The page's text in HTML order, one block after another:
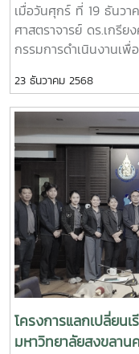
เรื่อง "องค์กรโปร่งใสไ
และบุคลากรจากส่วนงา
ร่วมฝึกอบรมในรูปแบบ
ประชุมอาคม กาญจนป
แม่โจ้ อีกทั้งยังมีการถ่
"MJU Live" ทั้งนี้ โคร
ดันให้เกิดการปฏิรูปแ
ทุจริตภายในองค์กร เป็
ประจำปีงบประมาณ พ.
บริหารจัดการและการเ
ยั่งยืน เรื่องการบริหาร
ประสิทธิภาพ ที่ได้กำห
ความโปร่งใสในการดำ
กลยุทธ์เป็นการรณรงค์แ
หน่วยงานมีคุณธรรมแล
เพื่อยกระดับธรรมาภิบา
ในมหาวิทยาลัยให้อยู่ใน
เมื่อวันศุกร์ ที่ 19 ธันว
ศาสตราจารย์ ดร.เกรี
กรรมการดำเนินงานเพื่
มหาวิทยาลัยแม่โจ้ พร้อ
ในฐานะฝ่ายเลขานุการ
เพื่อแลกเปลี่ยนเรียนรู้
มหาวิทยาลัยวลัยลักษ
นครศรีธรรมราช ในกา
ศาสตราจารย์ ดร.ผดุ
ศึกษาและบริหารจัดกา
รักษาการแทนหัวหน้าห
ลักษณ์ ได้ให้เกียรติต้อน
และกรุณาให้ข้อมูลที่เป็น
งาน ITA ของมหาวิทยา
การดำเนินงานขับเคลื่อ
กำกับการดำเนินงานขอ
มหาวิทยาลัย ให้เป็นไปต
23 ธันวาคม 2568
โครงการแลกเปลี่ยน
มหาวิทยาลัยสงขลาน